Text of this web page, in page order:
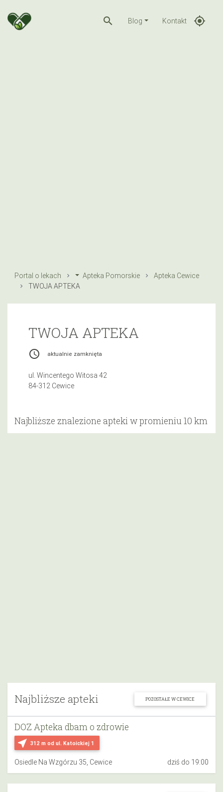
search Blog Kontakt gps_fixed
Portal o lekach Apteka Pomorskie
Apteka Cewice
TWOJA APTEKA
Najbliższe apteki POZOSTAŁE W CEWICE
near_me 312 m od ul. Katoickiej 1
DOZ Apteka dbam o zdrowie
Osiedle Na Wzgórzu 35, Cewice dziś do 19:00
TWOJA APTEKA
access_time aktualnie zamknięta
ul. Wincentego Witosa 42
84-312 Cewice
Najbliższe znalezione apteki w promieniu 10 km